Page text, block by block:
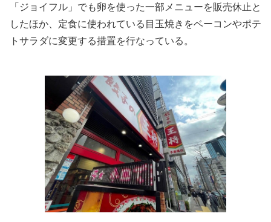
「ジョイフル」でも卵を使った一部メニューを販売休止と
したほか、定食に使われている目玉焼きをベーコンやポテ
トサラダに変更する措置を行なっている。